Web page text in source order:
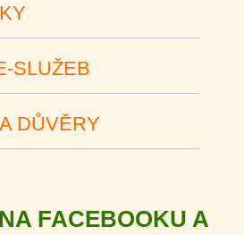
SLUŽEB
DŮVĚRY
FACEBOOKU A